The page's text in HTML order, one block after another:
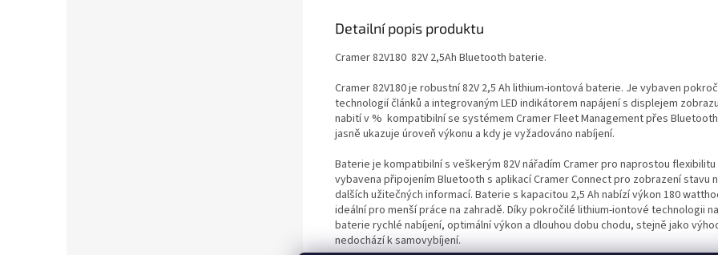
Detailní popis produktu
Cramer 82V180 82V 2,5Ah Bluetooth baterie.
Cramer 82V180 je robustní82V 2,5 Ah lithium-iontová baterie. Je vybaven
technologií článků a integrovaným LED indikátorem napájenís displejem
nabitív % kompatibilní se systémem CramerFleet Managementpřes Bluetooth
jasně ukazuje úroveň výkonu a kdy je vyžadováno nabíjení.
Baterie je kompatibilní s veškerým 82V nářadím Cramerpro naprostou flexibilitu
vybavena připojením Bluetooth s aplikací Cramer Connect pro zobrazení stavu
dalších užitečných informací. Baterie s kapacitou 2,5 Ah nabízí výkon 180
ideální pro menší práce na zahradě. Díky pokročilé lithium-iontové technologii
baterie rychlé nabíjení, optimální výkon a dlouhou dobu chodu, stejně jako
nedochází k samovybíjení.